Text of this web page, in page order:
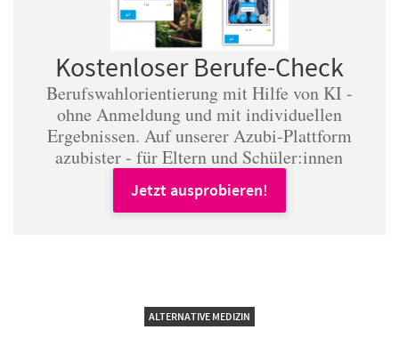
Kostenloser Berufe-Check
Berufswahlorientierung mit Hilfe von KI -
ohne Anmeldung und mit individuellen
Ergebnissen. Auf unserer Azubi-Plattform
azubister - für Eltern und Schüler:innen
Jetzt ausprobieren!
ALTERNATIVE MEDIZIN